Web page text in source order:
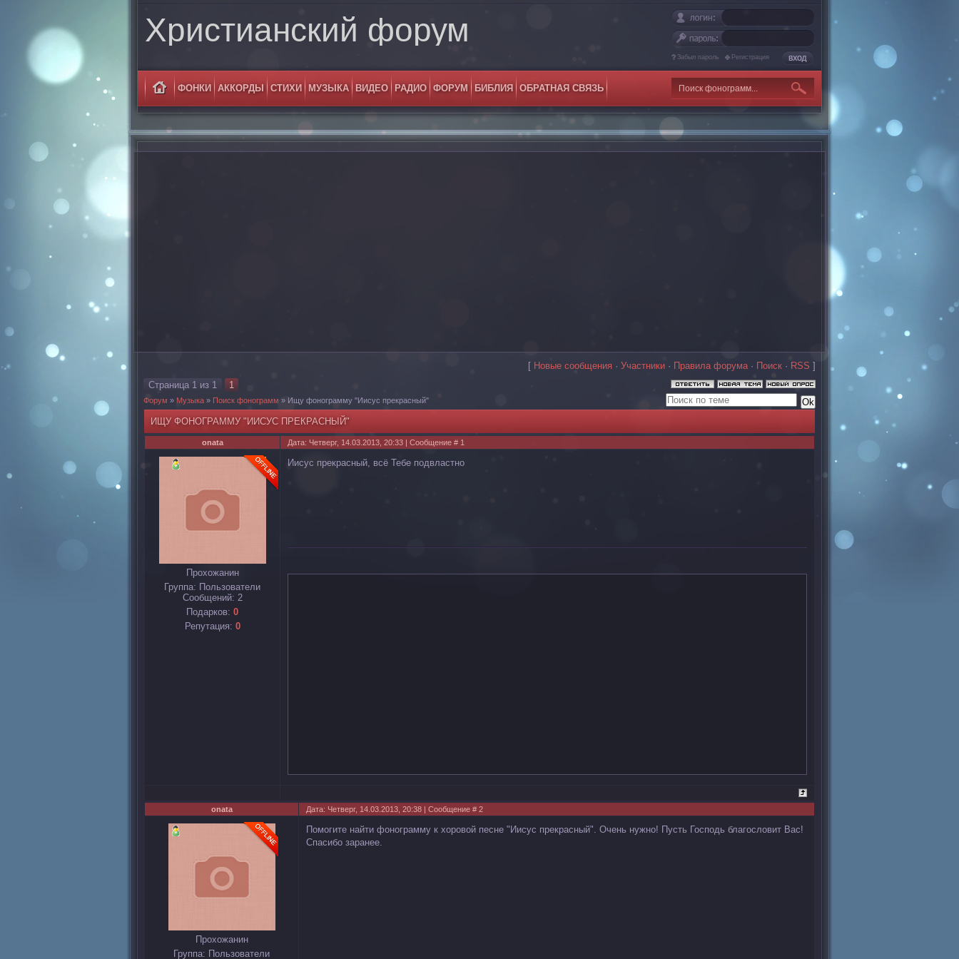
Христианский форум
Забыл пароль Регистрация
ФОНКИ АККОРДЫ СТИХИ МУЗЫКА ВИДЕО РАДИО ФОРУМ БИБЛИЯ ОБРАТНАЯ СВЯЗЬ
[ Новые сообщения · Участники · Правила форума· Поиск · RSS ]
Страница 1 из 1 1
Форум » Музыка » Поиск фонограмм » Ищу фонограмму "Иисус прекрасный"
ИЩУ ФОНОГРАММУ "ИИСУС ПРЕКРАСНЫЙ"
onata Дата: Четверг, 14.03.2013, 20:33 | Сообщение # 1
Прохожанин
Группа: Пользователи
Сообщений: 2
Подарков: 0
Репутация: 0
Иисус прекрасный, всё Тебе подвластно
onata Дата: Четверг, 14.03.2013, 20:38 | Сообщение # 2
Прохожанин
Группа: Пользователи
Помогите найти фонограмму к хоровой песне "Иисус прекрасный". Очень нужно! Пусть Господь благословит Вас!
Спасибо заранее.